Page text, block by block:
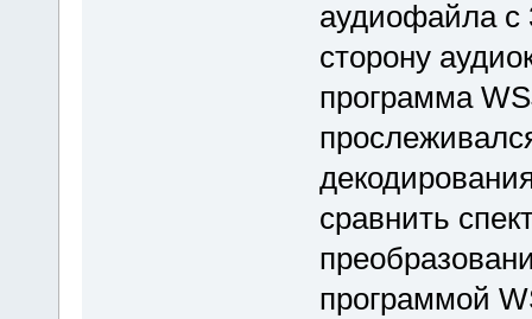
аудиофайла с
сторону
программа
сравнить
программой